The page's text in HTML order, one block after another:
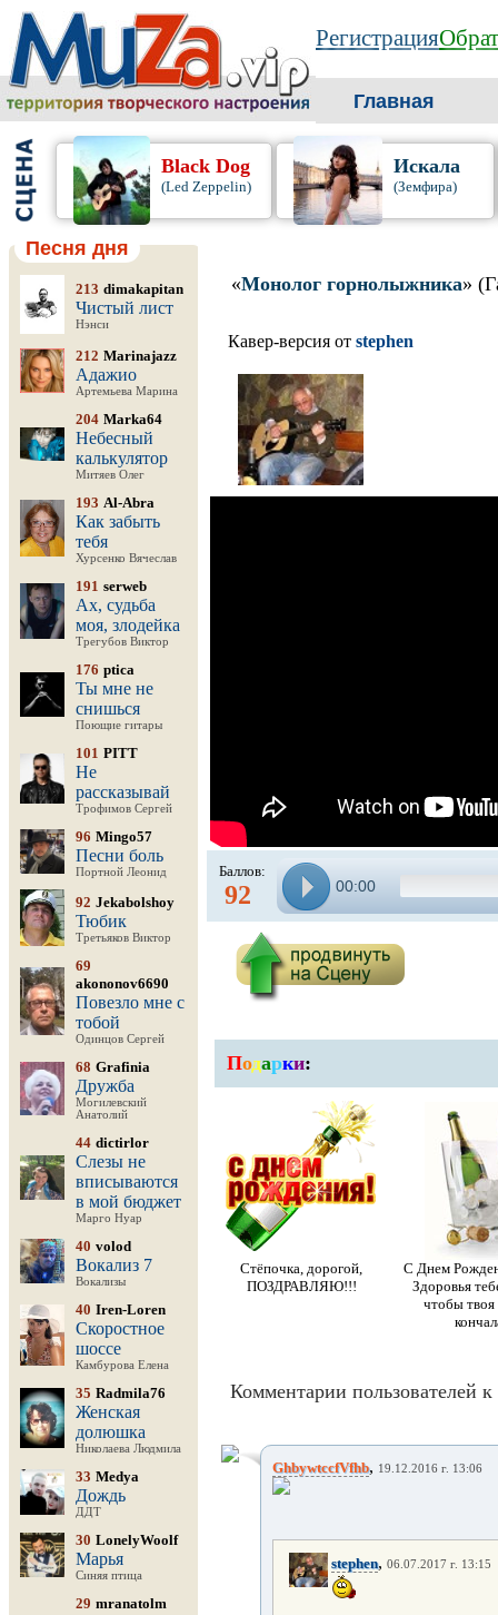
Регистрация
Главная
Black Dog
(Led Zeppelin)
Искала
(Земфира)
Песня дня
213 dimakapitan
Чистый лист
Нэнси
212 Marinajazz
Адажио
Артемьева Марина
204 Marka64
Небесный
калькулятор
Митяев Олег
193 Al-Abra
Как забыть
тебя
Хурсенко Вячеслав
191 serweb
Ах, судьба
моя, злодейка
Трегубов Виктор
176 ptica
Ты мне не
снишься
Поющие гитары
101 PITT
Не
рассказывай
Трофимов Сергей
96 Mingo57
Песни боль
Портной Леонид
92 Jekabolshoy
Тюбик
Третьяков Виктор
69
akononov6690
Повезло мне с
тобой
Одинцов Сергей
68 Grafinia
Дружба
Могилевский
Анатолий
44 dictirlor
Слезы не
вписываются
в мой бюджет
Марго Нуар
40 volod
Вокализ 7
Вокализы
40 Iren-Loren
Скоростное
шоссе
Камбурова Елена
35 Radmila76
Женская
долюшка
Николаева Людмила
33 Medya
Дождь
ДДТ
30 LonelyWoolf
Марья
Синяя птица
29 mranatolm
«Монолог горнолыжника»
Кавер-версия от stephen
Баллов:
92 00:00
Подарки:
Стёпочка, дорогой,
ПОЗДРАВЛЯЮ!!!
С Днем
Здоровья
чтобы твоя
Комментарии пользователей к
GhbywtccfVfhb, 19.12.2016 г. 13:06
stephen, 06.07.2017 г. 13:15